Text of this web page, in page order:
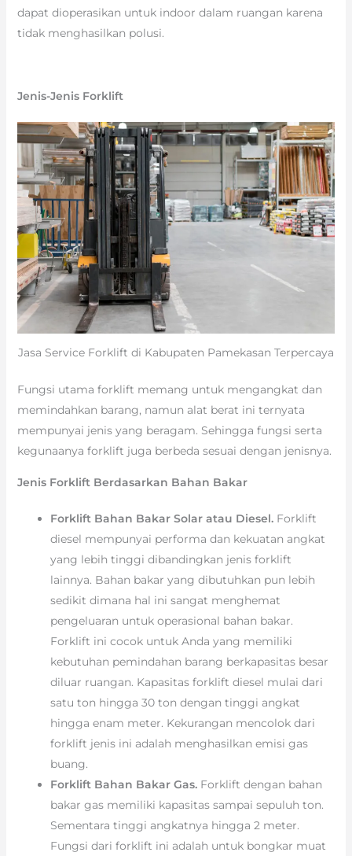
dapat dioperasikan untuk indoor dalam ruangan karena
tidak menghasilkan polusi.
Jenis-Jenis Forklift
Jasa Service Forklift di Kabupaten Pamekasan Terpercaya
Fungsi utama forklift memang untuk mengangkat dan
memindahkan barang, namun alat berat ini ternyata
mempunyai jenis yang beragam. Sehingga fungsi serta
kegunaanya forklift juga berbeda sesuai dengan jenisnya.
Jenis Forklift Berdasarkan Bahan Bakar
Forklift Bahan Bakar Solar atau Diesel. Forklift
diesel mempunyai performa dan kekuatan angkat
yang lebih tinggi dibandingkan jenis forklift
lainnya. Bahan bakar yang dibutuhkan pun lebih
sedikit dimana hal ini sangat menghemat
pengeluaran untuk operasional bahan bakar.
Forklift ini cocok untuk Anda yang memiliki
kebutuhan pemindahan barang berkapasitas besar
diluar ruangan. Kapasitas forklift diesel mulai dari
satu ton hingga 30 ton dengan tinggi angkat
hingga enam meter. Kekurangan mencolok dari
forklift jenis ini adalah menghasilkan emisi gas
buang.
Forklift Bahan Bakar Gas. Forklift dengan bahan
bakar gas memiliki kapasitas sampai sepuluh ton.
Sementara tinggi angkatnya hingga 2 meter.
Fungsi dari forklift ini adalah untuk bongkar muat